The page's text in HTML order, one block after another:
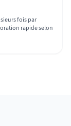
fois par
rapide selon